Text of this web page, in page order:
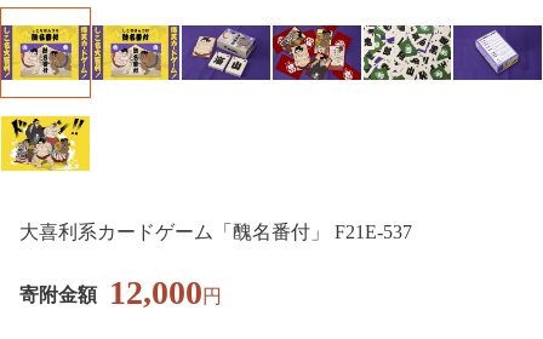
大喜利系カードゲーム「醜名番付」 F21E-537
寄附金額 12,000円